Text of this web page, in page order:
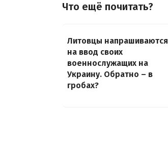
Что ещё почитать?
Литовцы напрашиваются
на ввод своих
военнослужащих на
Украину. Обратно – в
гробах?